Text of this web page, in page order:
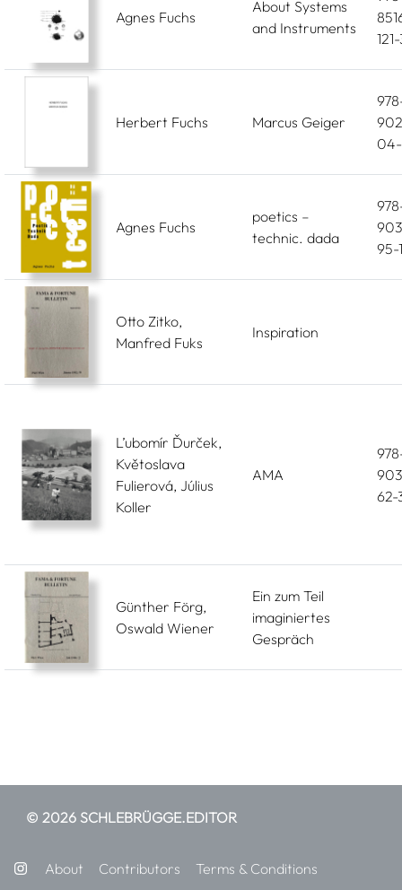
Agnes Fuchs
About Systems
and Instruments
Herbert Fuchs Marcus Geiger
Agnes Fuchs
poetics –
technic. dada
95-1
Otto Zitko,
Manfred Fuks
Inspiration
L’ubomír Ďurček,
Květoslava
Fulierová, Július
Koller
AMA
62-
Günther Förg,
Oswald Wiener
Ein zum Teil
imaginiertes
Gespräch
© 2026 SCHLEBRÜGGE.EDITOR
About Contributors
Terms & Conditions